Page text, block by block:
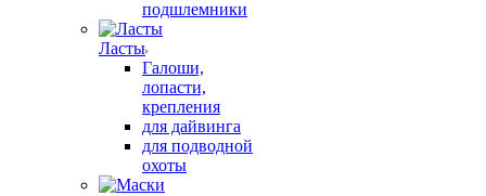
подшлемники
Ласты
Галоши,
лопасти,
крепления
для дайвинга
для подводной
охоты